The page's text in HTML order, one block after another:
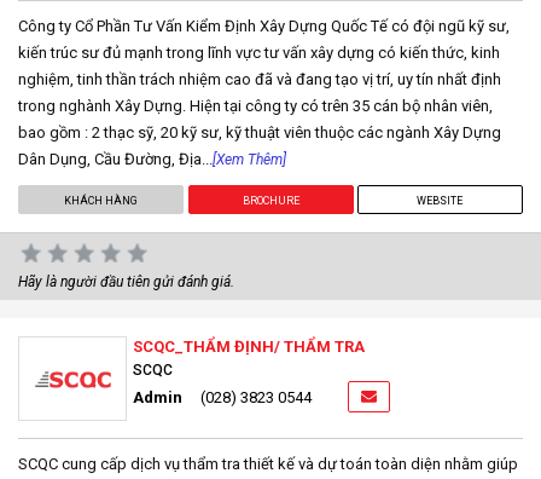
Công ty Cổ Phần Tư Vấn Kiểm Định Xây Dựng Quốc Tế có đội ngũ kỹ sư,
kiến trúc sư đủ mạnh trong lĩnh vực tư vấn xây dựng có kiến thức, kinh
nghiệm, tinh thần trách nhiệm cao đã và đang tạo vị trí, uy tín nhất định
trong nghành Xây Dựng. Hiện tại công ty có trên 35 cán bộ nhân viên,
bao gồm : 2 thạc sỹ, 20 kỹ sư, kỹ thuật viên thuộc các ngành Xây Dựng
Dân Dụng, Cầu Đường, Địa... [Xem Thêm]
KHÁCH HÀNG BROCHURE WEBSITE
Hãy là người đầu tiên gửi đánh giá.
SCQC_THẨM ĐỊNH/ THẨM TRA
SCQC
Admin (028) 3823 0544
SCQC cung cấp dịch vụ thẩm tra thiết kế và dự toán toàn diện nhằm giúp